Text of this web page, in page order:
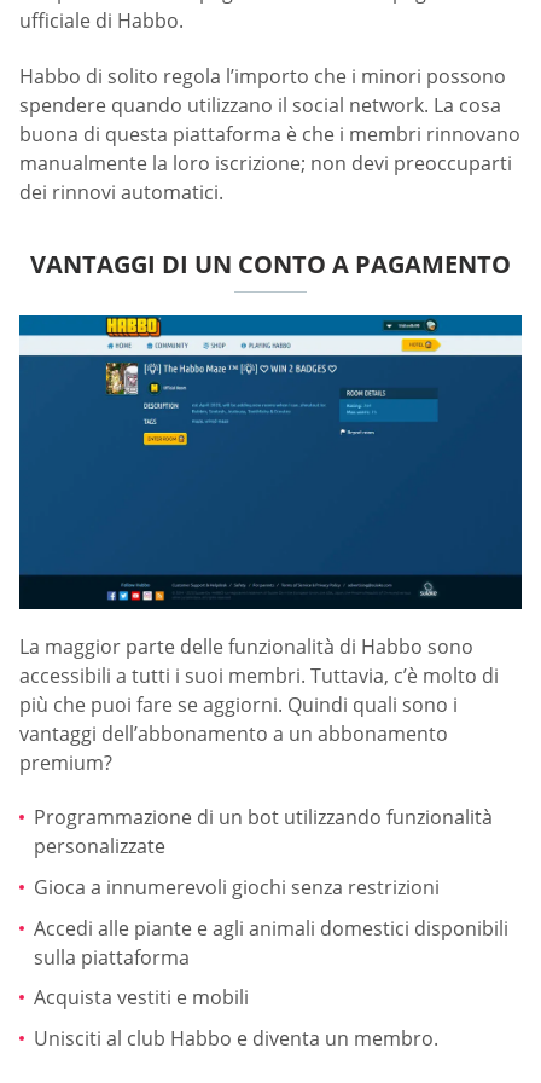
ufficiale di Habbo.
Habbo di solito regola l’importo che i minori possono
spendere quando utilizzano il social network. La cosa
buona di questa piattaforma è che i membri rinnovano
manualmente la loro iscrizione; non devi preoccuparti
dei rinnovi automatici.
VANTAGGI DI UN CONTO A PAGAMENTO
La maggior parte delle funzionalità di Habbo sono
accessibili a tutti i suoi membri. Tuttavia, c’è molto di
più che puoi fare se aggiorni. Quindi quali sono i
vantaggi dell’abbonamento a un abbonamento
premium?
Programmazione di un bot utilizzando funzionalità
personalizzate
Gioca a innumerevoli giochi senza restrizioni
Accedi alle piante e agli animali domestici disponibili
sulla piattaforma
Acquista vestiti e mobili
Unisciti al club Habbo e diventa un membro.